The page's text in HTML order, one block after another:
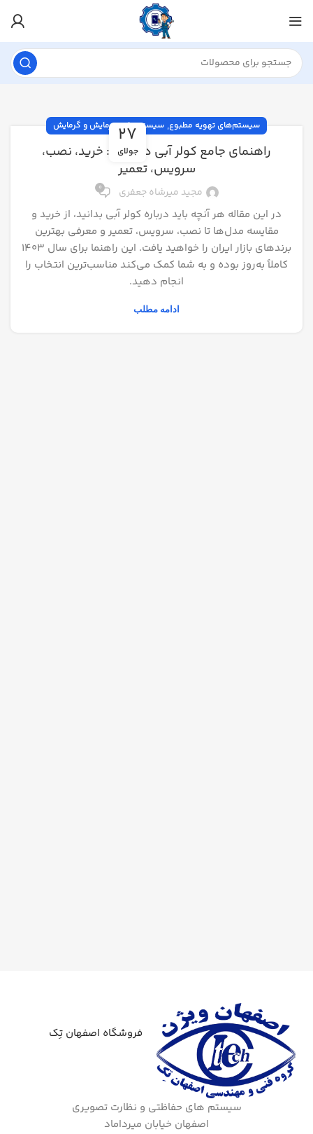
27
جولای
سیستم‌های تهویه مطبوع, سیستم‌های سرمایش و گرمایش
راهنمای جامع کولر آبی در ایران: خرید، نصب،
سرویس، تعمیر
مجید میرشاه جعفری 0
در این مقاله هر آنچه باید درباره کولر آبی بدانید، از خرید و
مقایسه مدل‌ها تا نصب، سرویس، تعمیر و معرفی بهترین
برندهای بازار ایران را خواهید یافت. این راهنما برای سال ۱۴۰۳
کاملاً به‌روز بوده و به شما کمک می‌کند مناسب‌ترین انتخاب را
انجام دهید.
ادامه مطلب
فروشگاه اصفهان تِک
سیستم های حفاظتی و نظارت تصویری
اصفهان خیابان میرداماد